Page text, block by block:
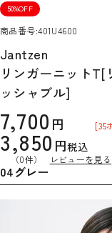
50%OFF
商品番号 401U4600
Jantzen
リンガーニット
ッシャブル]
7,700
3,850 税込
[35
（0件） レビューを見る
04グレー